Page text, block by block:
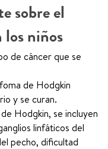
sobre el
niños
de cáncer que se
de Hodgkin
y se curan.
Hodgkin, se incluyen
linfáticos del
pecho, dificultad